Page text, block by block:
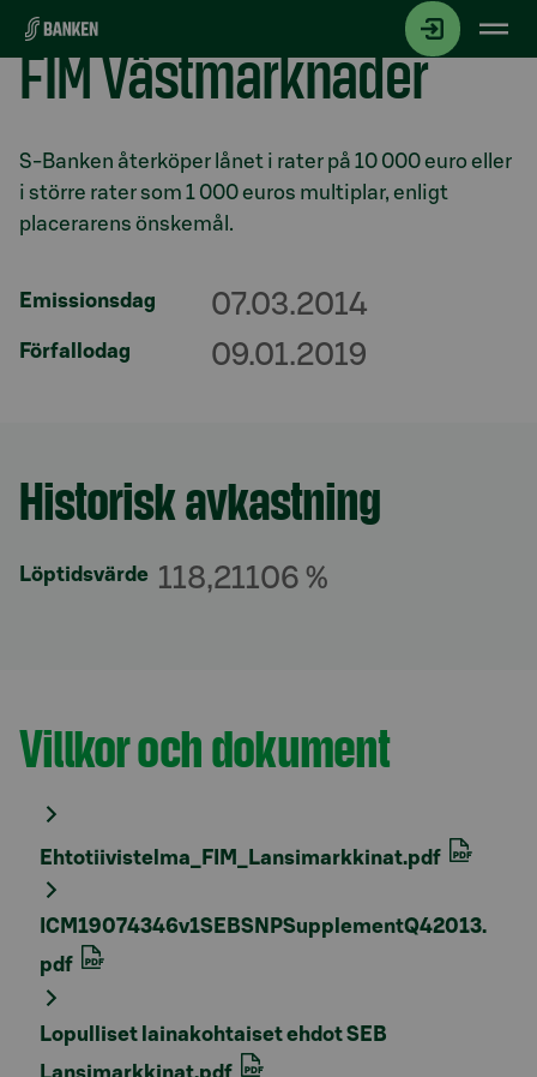
Gå direkt till innehållet
FIM Västmarknader
Avsnitt med titel
S-Banken återköper lånet i rater på 10 000 euro eller
i större rater som 1 000 euros multiplar, enligt
placerarens önskemål.
Emissionsdag 07.03.2014
Förfallodag 09.01.2019
Avsnitt med titel
Historisk avkastning
Löptidsvärde 118,21106 %
Avsnitt med titel
Villkor och dokument
Ehtotiivistelma_FIM_Lansimarkkinat.pdf
ICM19074346v1SEBSNPSupplementQ42013.
pdf
Lopulliset lainakohtaiset ehdot SEB
Lansimarkkinat.pdf